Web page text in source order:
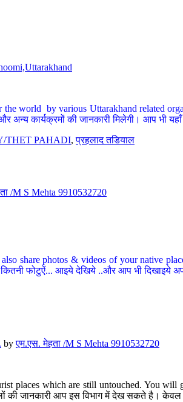
world by various Uttarakhand related
और अन्य कार्यक्रमों की जानकारी मिलेगी। आप भी
THET PAHADI,प्रहलाद तडियाल
/M S Mehta 9910532720
share photos & videos of your native
कितनी फोटुऐं... आइये देखिये ..और आप भी दिखाइये
byएम.एस. मेहता /M S Mehta 9910532720
places which are still untouched. You
की जानकारी आप इस विभाग में देख सकते है।